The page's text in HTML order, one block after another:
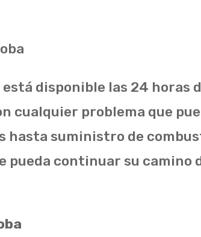
disponible las 24 horas
cualquier problema que
hasta suministro de
continuar su camino